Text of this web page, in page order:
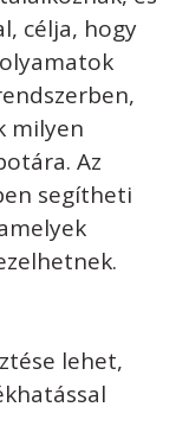
célja, hogy
milyen
Az
segítheti
lehet,